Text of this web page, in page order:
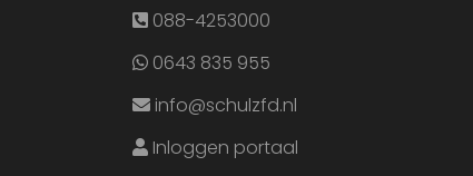
088-4253000
0643 835 955
info@schulzfd.nl
Inloggen portaal